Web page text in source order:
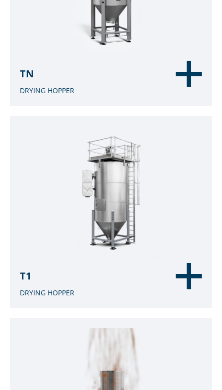
TN
DRYING HOPPER
T1
DRYING HOPPER